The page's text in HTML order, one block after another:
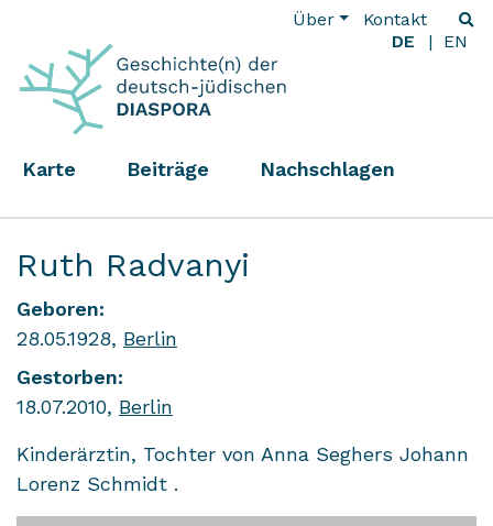
Über
Kontakt
DE
EN
Karte Beiträge Nachschlagen
Ruth Radvanyi
Geboren:
28.05.1928, Berlin
Gestorben:
18.07.2010, Berlin
Kinderärztin, Tochter von Anna Seghers Johann
Lorenz Schmidt .